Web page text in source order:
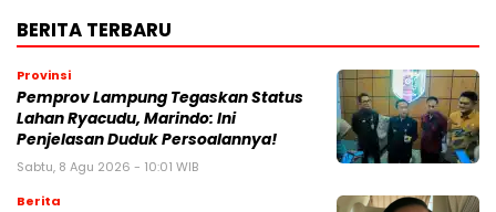
BERITA TERBARU
Provinsi
Pemprov Lampung Tegaskan Status
Lahan Ryacudu, Marindo: Ini
Penjelasan Duduk Persoalannya!
Sabtu, 8 Agu 2026 - 10:01 WIB
Berita